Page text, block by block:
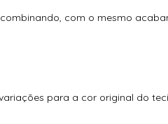
com o mesmo
para a cor original do